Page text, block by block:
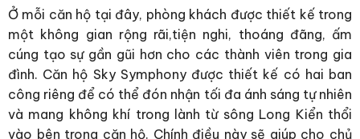
Ở mỗi căn hộ tại đây, phòng khách được thiết kế trong
một không gian rộng rãi,tiện nghi, thoáng đãng, ấm
cúng tạo sự gần gũi hơn cho các thành viên trong gia
đình. Căn hộ Sky Symphony được thiết kế có hai ban
công riêng để có thể đón nhận tối đa ánh sáng tự nhiên
và mang không khí trong lành từ sông Long Kiển thổi
vào bên trong căn hộ. Chính điều này sẽ giúp cho chủ